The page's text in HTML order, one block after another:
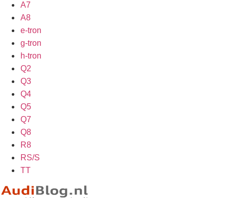
A7
A8
e-tron
g-tron
h-tron
Q2
Q3
Q4
Q5
Q7
Q8
R8
RS/S
TT